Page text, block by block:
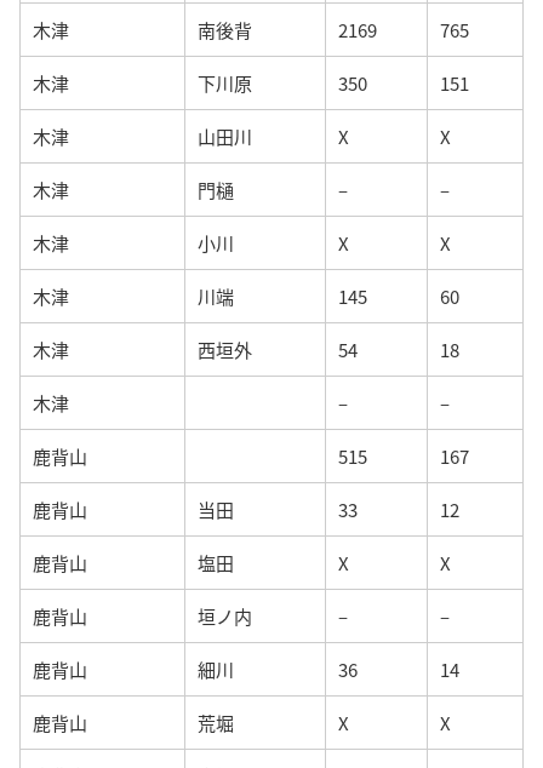
木津 南後背 2169 765
木津 下川原 350 151
木津 山田川 X X
木津 門樋 – –
木津 小川 X X
木津 川端 145 60
木津 西垣外 54 18
木津 – –
鹿背山 515 167
鹿背山 当田 33 12
鹿背山 塩田 X X
鹿背山 垣ノ内 – –
鹿背山 細川 36 14
鹿背山 荒堀 X X